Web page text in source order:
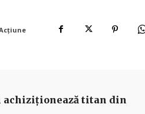
achiziționează titan din